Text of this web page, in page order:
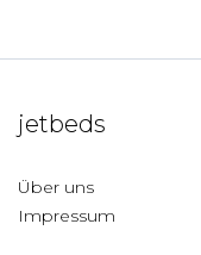
jetbeds
Über uns
Impressum